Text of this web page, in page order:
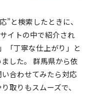
”と検索したときに、
イトの中で紹介され
「丁寧な仕上がり」と
した。 群馬県から依
合わせてみたら対応
取りもスムーズで、